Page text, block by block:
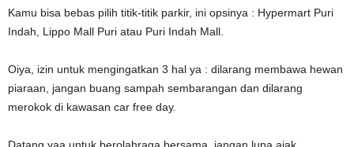
Kamu bisa bebas pilih titik-titik parkir, ini opsinya : Hypermart Puri
Indah, Lippo Mall Puri atau Puri Indah Mall.
Oiya, izin untuk mengingatkan 3 hal ya : dilarang membawa hewan
piaraan, jangan buang sampah sembarangan dan dilarang
merokok di kawasan car free day.